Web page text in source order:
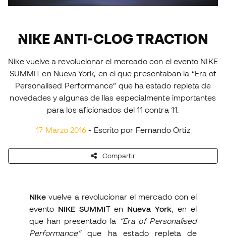
NIKE ANTI-CLOG TRACTION
Nike vuelve a revolucionar el mercado con el evento NIKE
SUMMIT en Nueva York, en el que presentaban la “Era of
Personalised Performance” que ha estado repleta de
novedades y algunas de llas especialmente importantes
para los aficionados del 11 contra 11.
17 Marzo 2016- Escrito por Fernando Ortiz
Compartir
Nikevuelve a revolucionar el mercado con el
evento NIKE SUMMIT en Nueva York, en el
que han presentado la “Era of Personalised
Performance”que ha estado repleta de